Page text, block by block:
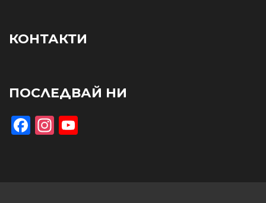
КОНТАКТИ
ПОСЛЕДВАЙ НИ
Facebook
Instagram